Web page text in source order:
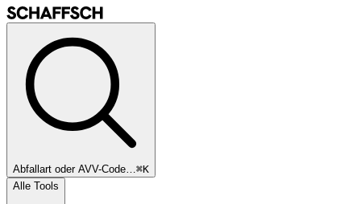
Abfallart oder AVV-Code…⌘K
Alle Tools